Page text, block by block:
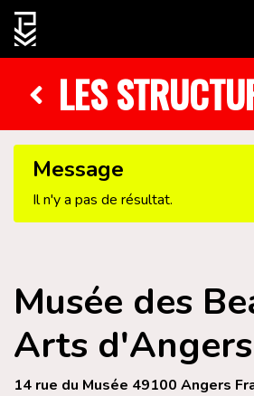
LES
Message
Il n'y a pas de résultat.
Musée des
Arts d'Angers
14 rue du Musée 49100 Angers